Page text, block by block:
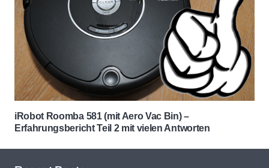
iRobot Roomba 581 (mit Aero Vac Bin) –
Erfahrungsbericht Teil 2 mit vielen Antworten